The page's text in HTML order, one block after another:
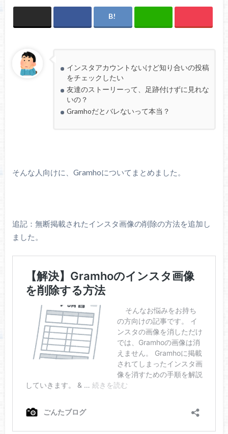
インスタアカウントないけど知り合いの投稿
をチェックしたい
友達のストーリーって、足跡付けずに見れな
いの？
Gramhoだとバレないって本当？
そんな人向けに、Gramhoについてまとめました。
追記：無断掲載されたインスタ画像の削除の方法を追加し
ました。